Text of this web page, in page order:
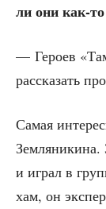
ли они как-
— Геро­ев
рас­ска­зать
Самая
и играл в
хам, он